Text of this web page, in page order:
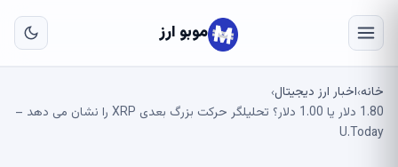
موبو ارز
خانه›اخبار ارز دیجیتال›
1.80 دلار یا 1.00 دلار؟ تحلیلگر حرکت بزرگ بعدی XRP را نشان می دهد –
U.Today